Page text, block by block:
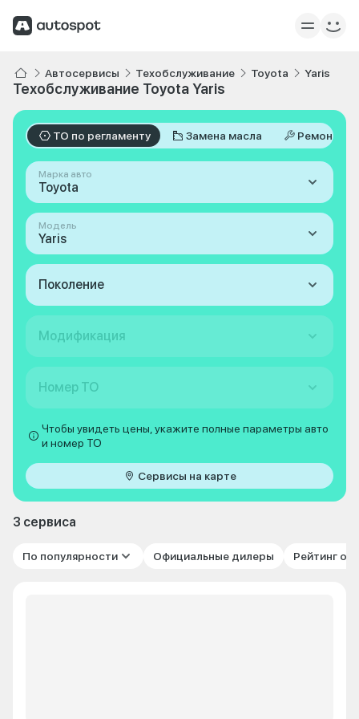
Автосервисы Техобслуживание Toyota Yaris
Техобслуживание Toyota Yaris
ТО по регламенту Замена масла Ремонт
Марка авто
Toyota
Модель
Yaris
Поколение
Модификация
Номер ТО
Чтобы увидеть цены, укажите полные параметры авто
и номер ТО
Сервисы на карте
3 сервиса
По популярности Официальные дилеры Рейтинг